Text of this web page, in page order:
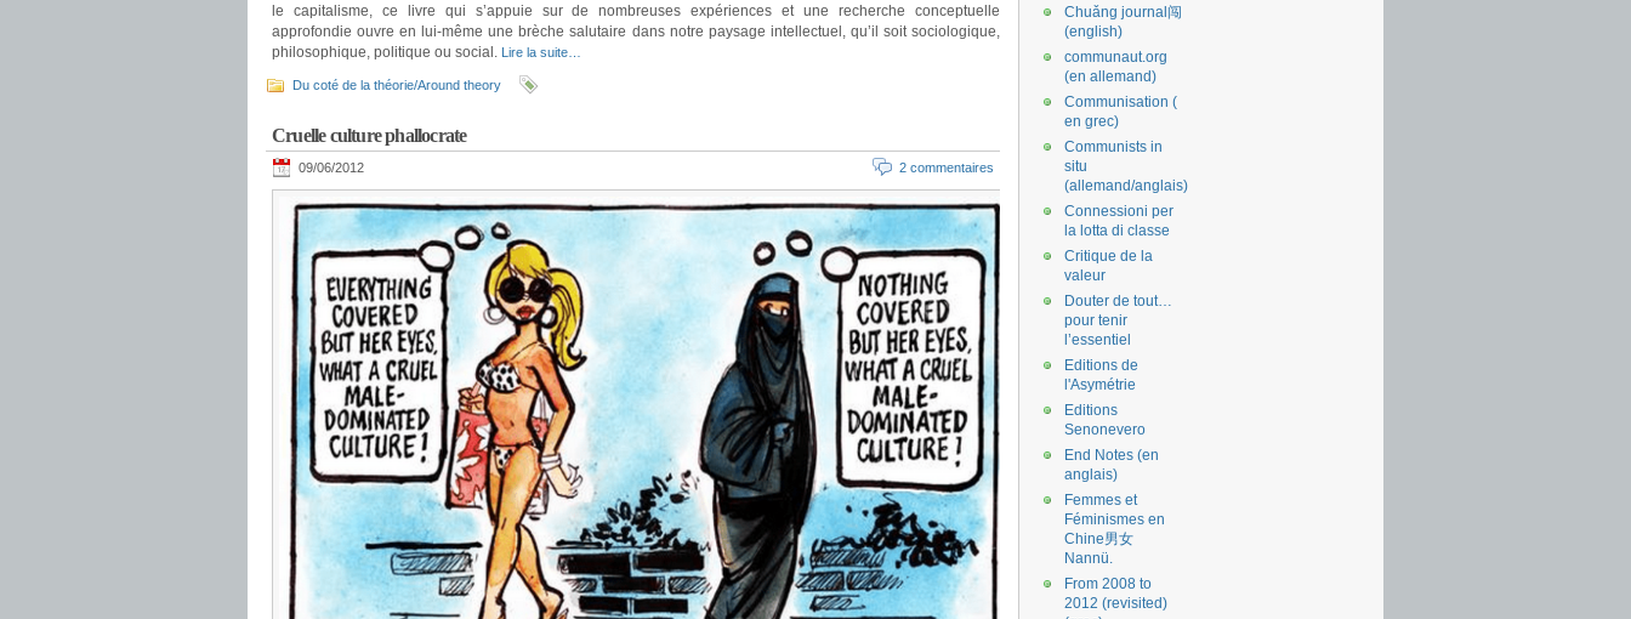
le capitalisme, ce livre qui s’appuie sur de nombreuses expériences et une recherche conceptuelle
approfondie ouvre en lui-même une brèche salutaire dans notre paysage intellectuel, qu’il soit sociologique,
philosophique, politique ou social. Lire la suite…
Du coté de la théorie/Around theory
Cruelle culture phallocrate
09/06/2012 2 commentaires
Chuǎng journal闯
(english)
communaut.org
(en allemand)
Communisation (
en grec)
Communists in
situ
(allemand/anglais)
Connessioni per
la lotta di classe
Critique de la
valeur
Douter de tout…
pour tenir
l’essentiel
Editions de
l'Asymétrie
Editions
Senonevero
End Notes (en
anglais)
Femmes et
Féminismes en
Chine男女
Nannü.
From 2008 to
2012 (revisited)